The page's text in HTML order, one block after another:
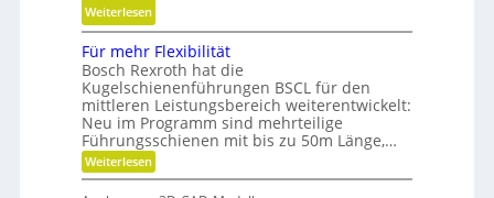
m
i
k
u
n
d
P
l
a
t
r
i
e
b
u
n
d
e
r
m
a
t
u
r
e
Weiterlesen:
K
u
n
s
s
t
o
Für mehr Flexibilität
Bosch Rexroth hat die
Kugelschienenführungen BSCL für den
mittleren Leistungsbereich weiterentwickelt:
Neu im Programm sind mehrteilige
Führungsschienen mit bis zu 50m Länge,…
Weiterlesen:
F